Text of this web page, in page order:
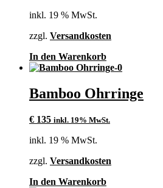
inkl. 19 % MwSt.
zzgl. Versandkosten
In den Warenkorb
Bamboo Ohrringe
€ 135 inkl. 19% MwSt.
inkl. 19 % MwSt.
zzgl. Versandkosten
In den Warenkorb